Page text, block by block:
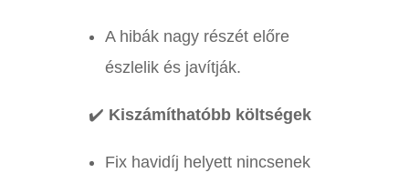
A hibák nagy részét előre
észlelik és javítják.
✔️ Kiszámíthatóbb költségek
Fix havidíj helyett nincsenek